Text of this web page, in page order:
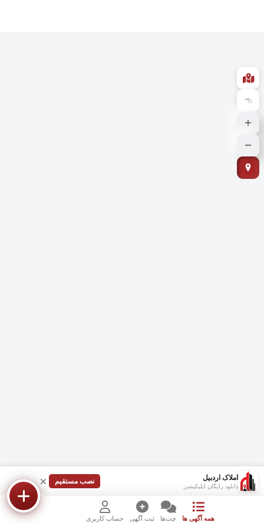
املاک اردبیل
دانلود رایگان اپلیکیشن
نصب مستقیم
همه آگهی ها چت‌ها ثبت آگهی حساب کاربری